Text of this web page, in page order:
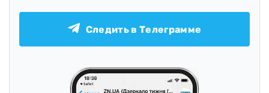
Следить в Телеграмме